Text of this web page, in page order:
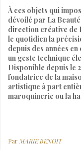
À ces objets qui
dévoilé par La
direction créative de
le quotidien la
depuis des années
un geste technique
Disponible depuis le
fondatrice de la
artistique à part
maroquinerie ou la
ParMARIE BENOIT